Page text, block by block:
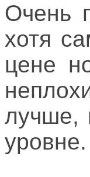
Очень
хотя
цене
лучше,
уровне.